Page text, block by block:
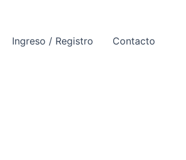
Ingreso / Registro Contacto